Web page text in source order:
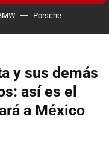
Porsche
y sus demás
así es el
a México